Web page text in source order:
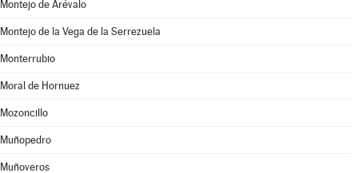
Montejo de Arévalo
Montejo de la Vega de la Serrezuela
Monterrubio
Moral de Hornuez
Mozoncillo
Muñopedro
Muñoveros